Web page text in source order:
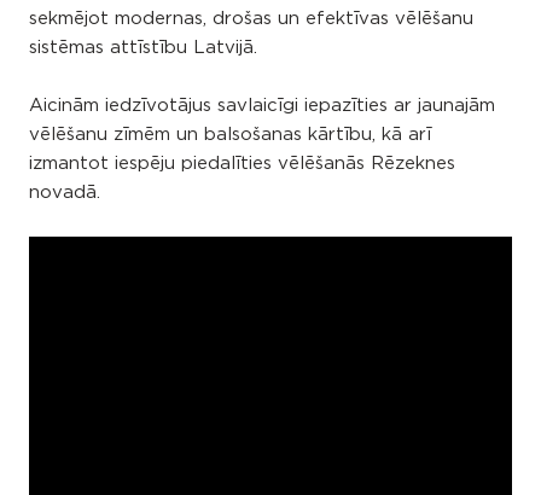
sekmējot modernas, drošas un efektīvas vēlēšanu
sistēmas attīstību Latvijā.
Aicinām iedzīvotājus savlaicīgi iepazīties ar jaunajām
vēlēšanu zīmēm un balsošanas kārtību, kā arī
izmantot iespēju piedalīties vēlēšanās Rēzeknes
novadā.